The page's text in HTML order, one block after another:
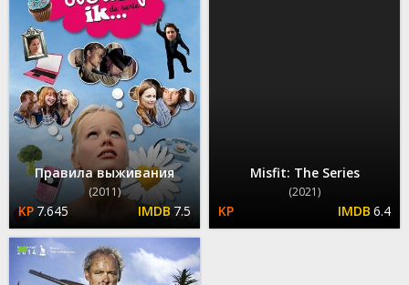
Правила выживания
(2011)
7.645 7.5
Misfit: The Series
(2021)
6.4